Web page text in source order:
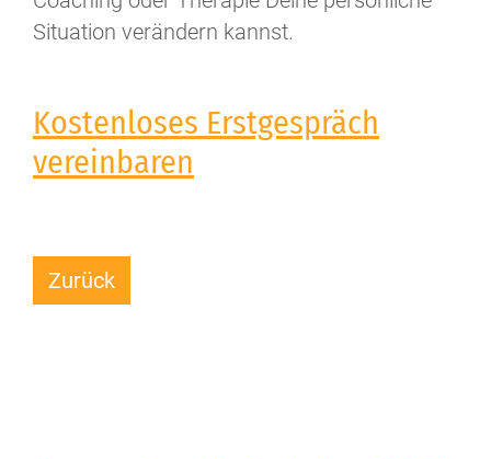
Situation verändern kannst.
Kostenloses Erstgespräch
vereinbaren
Zurück